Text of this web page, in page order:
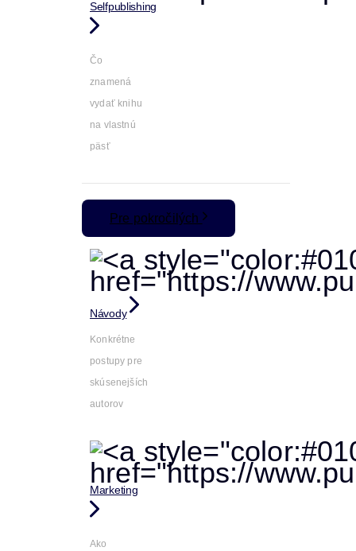
Selfpublishing
Čo
znamená
vydať knihu
na vlastnú
päsť
Pre pokročilých
Návody
Konkrétne
postupy pre
skúsenejších
autorov
Marketing
Ako